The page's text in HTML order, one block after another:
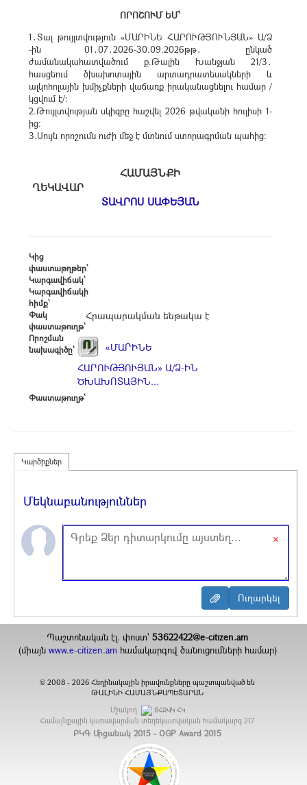
ՈՐՈՇՈՒՄ ԵՄ՝
1․Տալ թույլտվություն «ՄԱՐԻՆԵ ՀԱՐՈՒԹՅՈՒՆՅԱՆ» Ա/Ձ
-ին 01․07․2026-30.09.2026թթ․ ընկած
ժամանակահատվածում ք.Թալին Խանջյան 21/3․
հասցեում ծխախոտային արտադրատեսակների և
ալկոհոլային խմիչքների վաճառք իրականացնելու համար /
կցվում է/:
2.Թույլտվության սկիզբը հաշվել 2026 թվականի հուլիսի 1-
ից։
3.Սույն որոշումն ուժի մեջ է մտնում ստորագրման պահից:
ՀԱՄԱՅՆՔԻ
ՂԵԿԱՎԱՐ
ՏԱՎՐՈՍ ՍԱՓԵՅԱՆ
Կից
փաստաթղթեր՝
Կարգավիճակ՝
Կարգավիճակի
հիմք՝
Փակ
փաստաթուղթ՝
Հրապարակման ենթակա է
Որոշման
նախագիծը՝
«ՄԱՐԻՆԵ
ՀԱՐՈՒԹՅՈՒՅԱՆ» Ա/Ձ-ԻՆ
ԾԽԱԽՈՏԱՅԻՆ...
Փաստաթուղթ՝
Կարծիքներ
Մեկնաբանություններ
×
Պաշտոնական էլ. փոստ`53622422@e-citizen.am
(միայն www.e-citizen.am համակարգով ծանուցումների համար)
© 2008 -2026 Հեղինակային իրավունքները պաշտպանված են
ԹԱԼԻՆԻ ՀԱՄԱՅՆՔԱՊԵՏԱՐԱՆ
Մշակող
ՏՀԶՎԿ ՀԿ
Համայնքային կառավարման տեղեկատվական համակարգ 217
ԲԿԳ Մրցանակ 2015 - OGP Award 2015